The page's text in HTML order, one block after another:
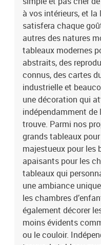
à vos intérieurs, et
satisfera chaque
autres des natures
tableaux modernes
abstraits, des
connus, des cartes
industrielle et
une décoration qui
indépendamment de
trouve. Parmi nos
grands tableaux
majestueux pour les
apaisants pour les
tableaux qui
une ambiance
les chambres
également décorer
moins évidents
ou le couloir.